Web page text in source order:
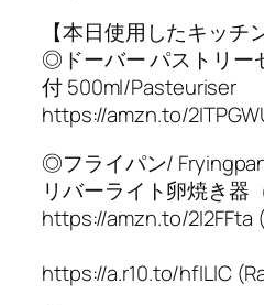
【本日使用したキッチ
◎ドーバー パストリー
付 500ml/Pasteuriser
https://amzn.to/
◎フライパン/
リバーライト卵焼き器
https://amzn.to/2I2FFta
https://a.r10.to/hfILlC